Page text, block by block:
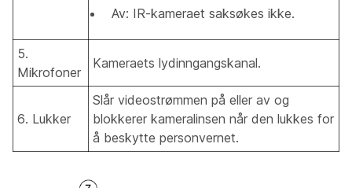
Av: IR-kameraet saksøkes ikke.
5.
Mikrofoner
Kameraets lydinngangskanal.
6. Lukker
Slår videostrømmen på eller av og
blokkerer kameralinsen når den lukkes for
å beskytte personvernet.